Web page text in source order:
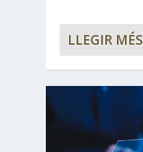
LLEGIR MÉS